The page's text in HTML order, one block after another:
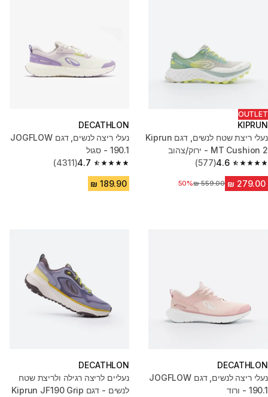
OUTLET
KIPRUN
נעלי ריצת שטח לנשים, דגם Kiprun
MT Cushion 2 - ירוק/צהוב
4.6
4.6 out of 5 stars from 577 reviews
(577)
מחיר לפני הנחה
50%
DECATHLON
נעלי ריצה לנשים, דגם JOGFLOW
190.1 - סגול
4.7
4.7 out of 5 stars from 4311 reviews
(4311)
DECATHLON
נעלי ריצה לנשים, דגם JOGFLOW
190.1 - ורוד
DECATHLON
נעליים לריצה רגילה ולריצת שטח
לנשים - דגם Kiprun JF190 Grip